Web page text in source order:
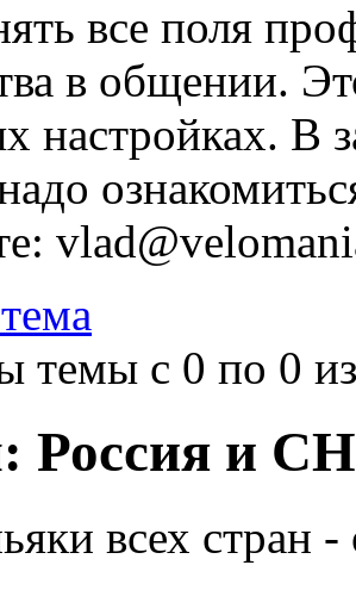
все поля
в общении.
настройках. В
темы с 0 по 0
Россия и
всех стран